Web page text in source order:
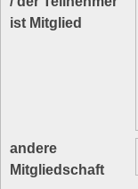
ist Mitglied
andere
Mitgliedschaft